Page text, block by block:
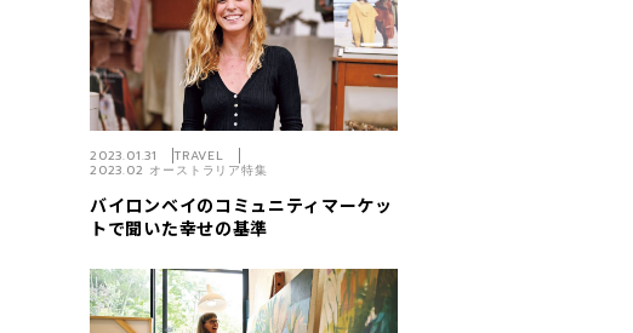
バイロンベイのコミュニティマーケッ
トで聞いた幸せの基準
2023.01.31
TRAVEL
2023.02 オーストラリア特集